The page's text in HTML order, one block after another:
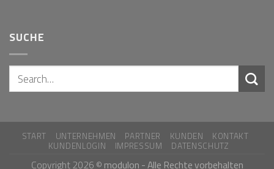
SUCHE
START UNTERNEHMEN PARTNER KUNDEN
KONTAKT
KUNDENLOGIN
IMPRESSUM DATENSCHUTZ
Copyright 2026 © modulon - Alle Rechte vorbehalten